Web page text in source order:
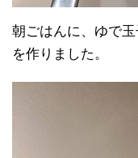
朝ごはんに、ゆで
を作りました。